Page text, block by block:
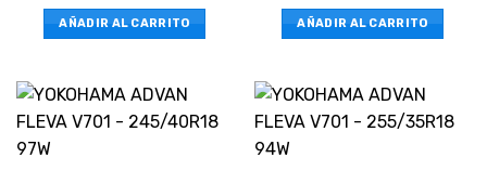
AÑADIR AL CARRITO AÑADIR AL CARRITO